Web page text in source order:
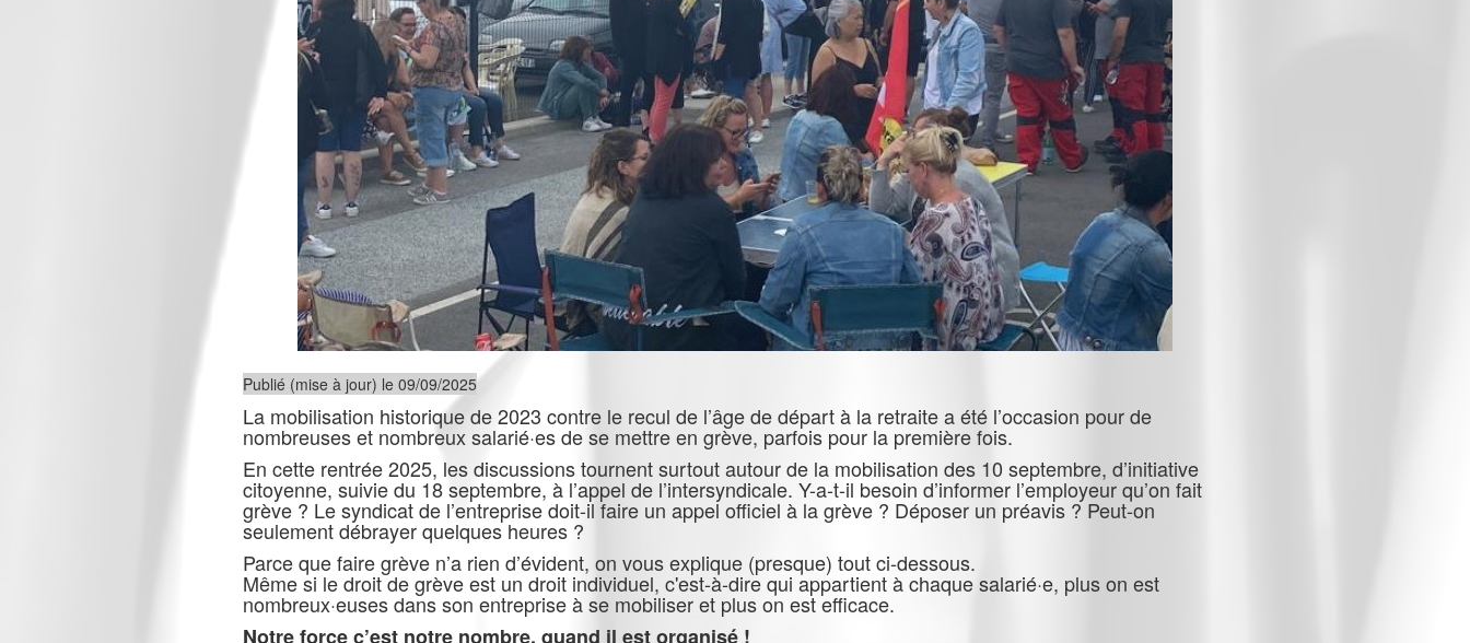
Publié (mise à jour) le 09/09/2025
La mobilisation historique de 2023 contre le recul de l’âge de départ à la retraite a été l’occasion pour de
nombreuses et nombreux salarié·es de se mettre en grève, parfois pour la première fois.
En cette rentrée 2025, les discussions tournent surtout autour de la mobilisation des 10 septembre, d’initiative
citoyenne, suivie du 18 septembre, à l’appel de l’intersyndicale. Y-a-t-il besoin d’informer l’employeur qu’on fait
grève ? Le syndicat de l’entreprise doit-il faire un appel officiel à la grève ? Déposer un préavis ? Peut-on
seulement débrayer quelques heures ?
Parce que faire grève n’a rien d’évident, on vous explique (presque) tout ci-dessous.
Même si le droit de grève est un droit individuel, c'est-à-dire qui appartient à chaque salarié·e, plus on est
nombreux·euses dans son entreprise à se mobiliser et plus on est efficace.
Notre force c’est notre nombre, quand il est organisé !